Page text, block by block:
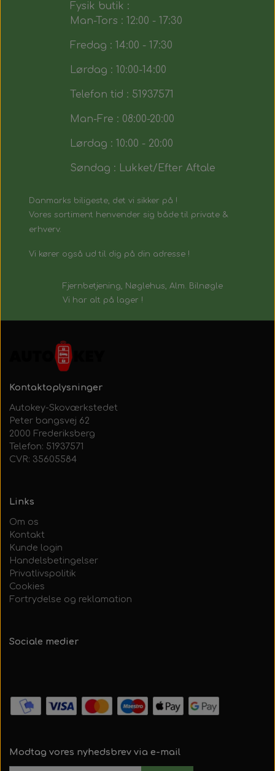
Fysik butik :
Man-Tors : 12:00 - 17:30
Fredag : 14:00 - 17:30
Lørdag : 10:00-14:00
Telefon tid : 51937571
Man-Fre : 08:00-20:00
Lørdag : 10:00 - 20:00
Søndag : Lukket/Efter Aftale
Danmarks biligeste, det vi sikker på !
Vores sortiment henvender sig både til private &
erhverv.
Vi kører også ud til dig på din adresse !
Fjernbetjening, Nøglehus, Alm. Bilnøgle
Vi har alt på lager !
Kontaktoplysninger
Autokey-Skoværkstedet
Peter bangsvej 62
2000 Frederiksberg
Telefon: 51937571
CVR: 35605584
Links
Om os
Kontakt
Kunde login
Handelsbetingelser
Privatlivspolitik
Cookies
Fortrydelse og reklamation
Sociale medier
Modtag vores nyhedsbrev via e-mail